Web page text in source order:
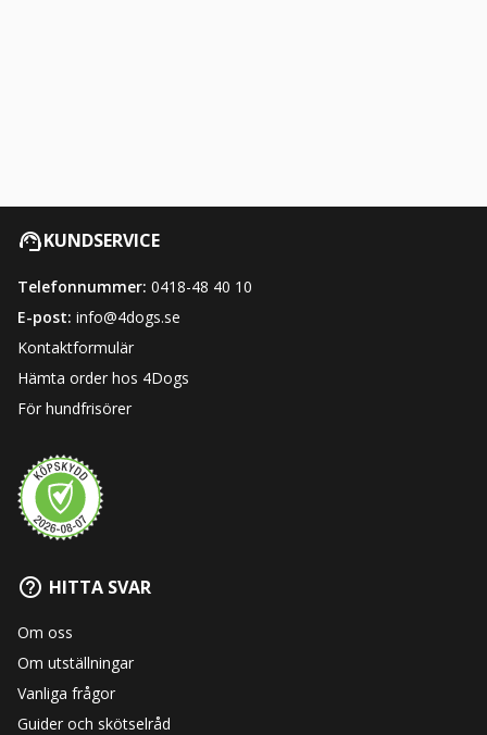
KUNDSERVICE
Telefonnummer: 0418-48 40 10
E-post: info@4dogs.se
Kontaktformulär
Hämta order hos 4Dogs
För hundfrisörer
HITTA SVAR
Om oss
Om utställningar
Vanliga frågor
Guider och skötselråd